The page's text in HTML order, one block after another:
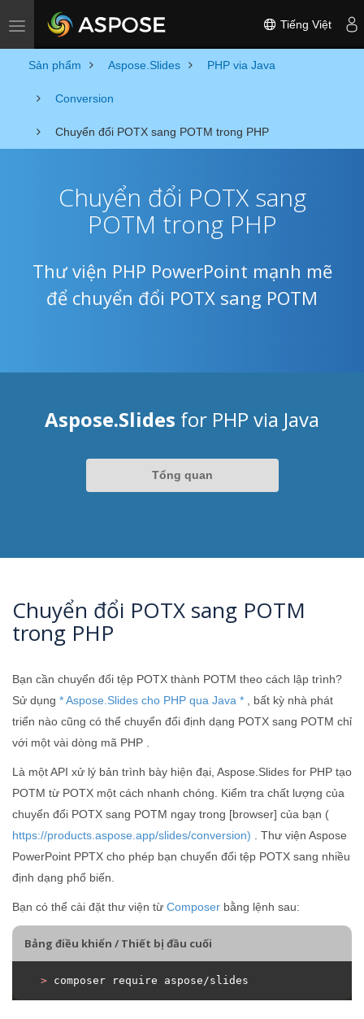
Toggle navigation Tiếng Việt
Sản phẩm Aspose.Slides PHP via Java
Conversion
Chuyển đổi POTX sang POTM trong PHP
Chuyển đổi POTX sang
POTM trong PHP
Thư viện PHP PowerPoint mạnh mẽ
để chuyển đổi POTX sang POTM
Aspose.Slides for PHP via Java
Tổng quan
Chuyển đổi POTX sang POTM
trong PHP
Bạn cần chuyển đổi tệp POTX thành POTM theo cách lập trình?
Sử dụng * Aspose.Slides cho PHP qua Java * , bất kỳ nhà phát
triển nào cũng có thể chuyển đổi định dạng POTX sang POTM chỉ
với một vài dòng mã PHP .
Là một API xử lý bản trình bày hiện đại, Aspose.Slides for PHP tạo
POTM từ POTX một cách nhanh chóng. Kiểm tra chất lượng của
chuyển đổi POTX sang POTM ngay trong [browser] của bạn (
https://products.aspose.app/slides/conversion) . Thư viện Aspose
PowerPoint PPTX cho phép bạn chuyển đổi tệp POTX sang nhiều
định dạng phổ biến.
Bạn có thể cài đặt thư viện từ Composer bằng lệnh sau:
Bảng điều khiển / Thiết bị đầu cuối
> composer require aspose/slides